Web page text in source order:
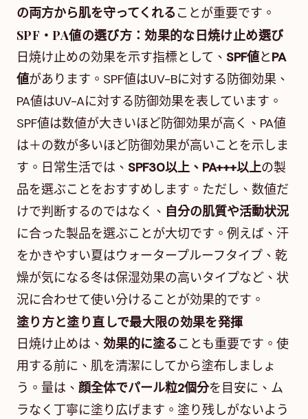
の両方から肌を守ってくれる ことが重要です。
SPF・PA値の選び方：効果的な日焼け止め選び
日焼け止めの効果を示す指標として、 SPF値とPA
値があります。SPF値はUV-Bに対する防御効果、
PA値はUV-Aに対する防御効果を表しています。
SPF値は数値が大きいほど防御効果が高く、PA値
は＋の数が多いほど防御効果が高いことを示しま
す。日常生活では、 SPF30以上、PA+++以上の製
品を選ぶことをおすすめします。ただし、数値だ
けで判断するのではなく、 自分の肌質や活動状況
に合った製品を選ぶことが大切です。例えば、汗
をかきやすい夏はウォータープルーフタイプ、乾
燥が気になる冬は保湿効果の高いタイプなど、状
況に合わせて使い分けることが効果的です。
塗り方と塗り直しで最大限の効果を発揮
日焼け止めは、 効果的に塗る ことも重要です。使
用する前に、肌を清潔にしてから塗布しましょ
う。量は、 顔全体でパール粒2個分を目安に、ム
ラなく丁寧に塗り広げます。塗り残しがないよう